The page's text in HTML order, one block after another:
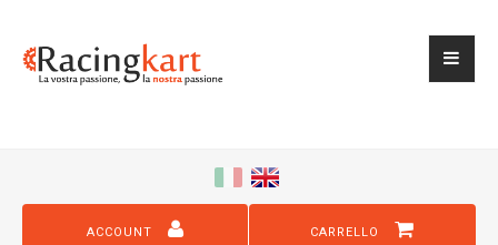
ACCOUNT CARRELLO